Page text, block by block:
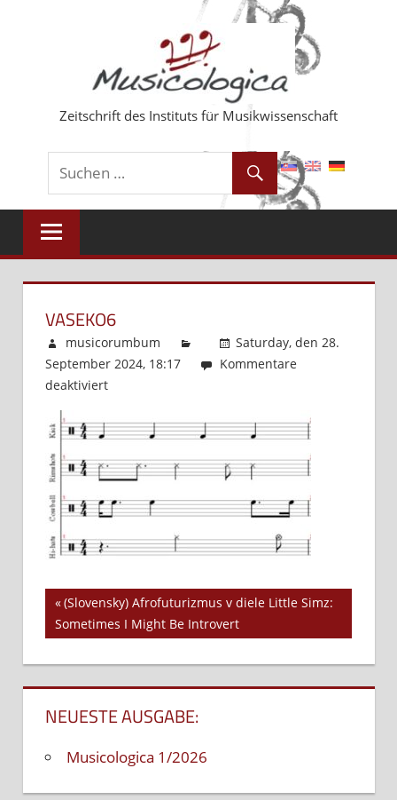
Zeitschrift des Instituts für Musikwissenschaft
VASEKO6
musicorumbum
Saturday, den 28.
September 2024, 18:17
Kommentare
deaktiviert
Beitrags-
Navigation
Vorheriger
Beitrag:
(Slovensky) Afrofuturizmus v diele Little Simz:
Sometimes I Might Be Introvert
NEUESTE AUSGABE:
Musicologica 1/2026